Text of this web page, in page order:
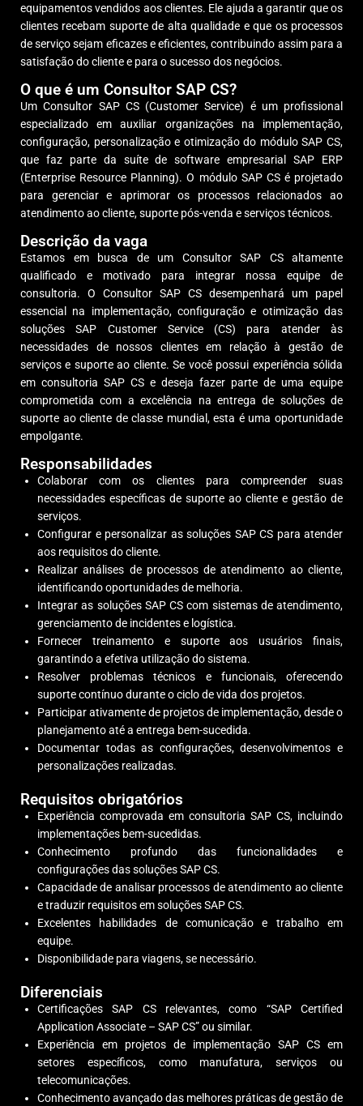
equipamentos vendidos aos clientes. Ele ajuda a garantir que os
clientes recebam suporte de alta qualidade e que os processos
de serviço sejam eficazes e eficientes, contribuindo assim para a
satisfação do cliente e para o sucesso dos negócios.
O que é um Consultor SAP CS?
Um Consultor SAP CS (Customer Service) é um profissional
especializado em auxiliar organizações na implementação,
configuração, personalização e otimização do módulo SAP CS,
que faz parte da suíte de software empresarial SAP ERP
(Enterprise Resource Planning). O módulo SAP CS é projetado
para gerenciar e aprimorar os processos relacionados ao
atendimento ao cliente, suporte pós-venda e serviços técnicos.
Descrição da vaga
Estamos em busca de um Consultor SAP CS altamente
qualificado e motivado para integrar nossa equipe de
consultoria. O Consultor SAP CS desempenhará um papel
essencial na implementação, configuração e otimização das
soluções SAP Customer Service (CS) para atender às
necessidades de nossos clientes em relação à gestão de
serviços e suporte ao cliente. Se você possui experiência sólida
em consultoria SAP CS e deseja fazer parte de uma equipe
comprometida com a excelência na entrega de soluções de
suporte ao cliente de classe mundial, esta é uma oportunidade
empolgante.
Responsabilidades
Colaborar com os clientes para compreender suas
necessidades específicas de suporte ao cliente e gestão de
serviços.
Configurar e personalizar as soluções SAP CS para atender
aos requisitos do cliente.
Realizar análises de processos de atendimento ao cliente,
identificando oportunidades de melhoria.
Integrar as soluções SAP CS com sistemas de atendimento,
gerenciamento de incidentes e logística.
Fornecer treinamento e suporte aos usuários finais,
garantindo a efetiva utilização do sistema.
Resolver problemas técnicos e funcionais, oferecendo
suporte contínuo durante o ciclo de vida dos projetos.
Participar ativamente de projetos de implementação, desde o
planejamento até a entrega bem-sucedida.
Documentar todas as configurações, desenvolvimentos e
personalizações realizadas.
Requisitos obrigatórios
Experiência comprovada em consultoria SAP CS, incluindo
implementações bem-sucedidas.
Conhecimento profundo das funcionalidades e
configurações das soluções SAP CS.
Capacidade de analisar processos de atendimento ao cliente
e traduzir requisitos em soluções SAP CS.
Excelentes habilidades de comunicação e trabalho em
equipe.
Disponibilidade para viagens, se necessário.
Diferenciais
Certificações SAP CS relevantes, como “SAP Certified
Application Associate – SAP CS” ou similar.
Experiência em projetos de implementação SAP CS em
setores específicos, como manufatura, serviços ou
telecomunicações.
Conhecimento avançado das melhores práticas de gestão de